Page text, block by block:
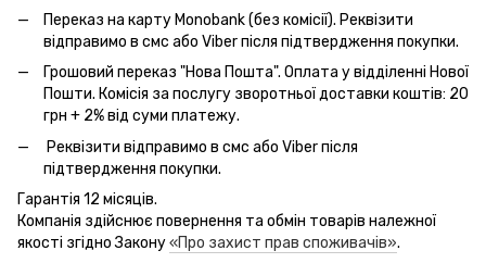
Переказ на карту Monobank (без комісії). Реквізити
відправимо в смс або Viber після підтвердження покупки.
Грошовий переказ "Нова Пошта". Оплата у відділенні Нової
Пошти. Комісія за послугу зворотньої доставки коштів: 20
грн + 2% від суми платежу.
Реквізити відправимо в смс або Viber після
підтвердження покупки.
Гарантія 12 місяців.
Компанія здійснює повернення та обмін товарів належної
якості згідно Закону«Про захист прав споживачів».